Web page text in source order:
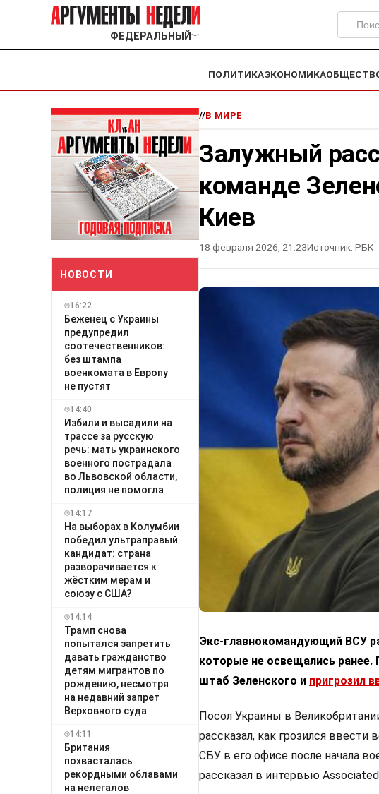
ФЕДЕРАЛЬНЫЙ ﹀
ПОЛИТИКАЭКОНОМИКА
НОВОСТИ
16:22
Беженец с Украины
предупредил
соотечественников:
без штампа
военкомата в Европу
не пустят
14:40
Избили и высадили на
трассе за русскую
речь: мать украинского
военного пострадала
во Львовской области,
полиция не помогла
14:17
На выборах в Колумбии
победил ультраправый
кандидат: страна
разворачивается к
жёстким мерам и
союзу с США?
14:14
Трамп снова
попытался запретить
давать гражданство
детям мигрантов по
рождению, несмотря
на недавний запрет
Верховного суда
14:11
Британия
похвасталась
рекордными облавами
на нелегалов
//В МИРЕ
Залужный
команде
Киев
18 февраля 2026, 21:23Источник: РБК
Экс-главнокомандующий ВСУ
которые не освещались
штаб Зеленского и пригрозил
Посол Украины в
рассказал, как грозился
СБУ в его офисе после начала
рассказал в интервью